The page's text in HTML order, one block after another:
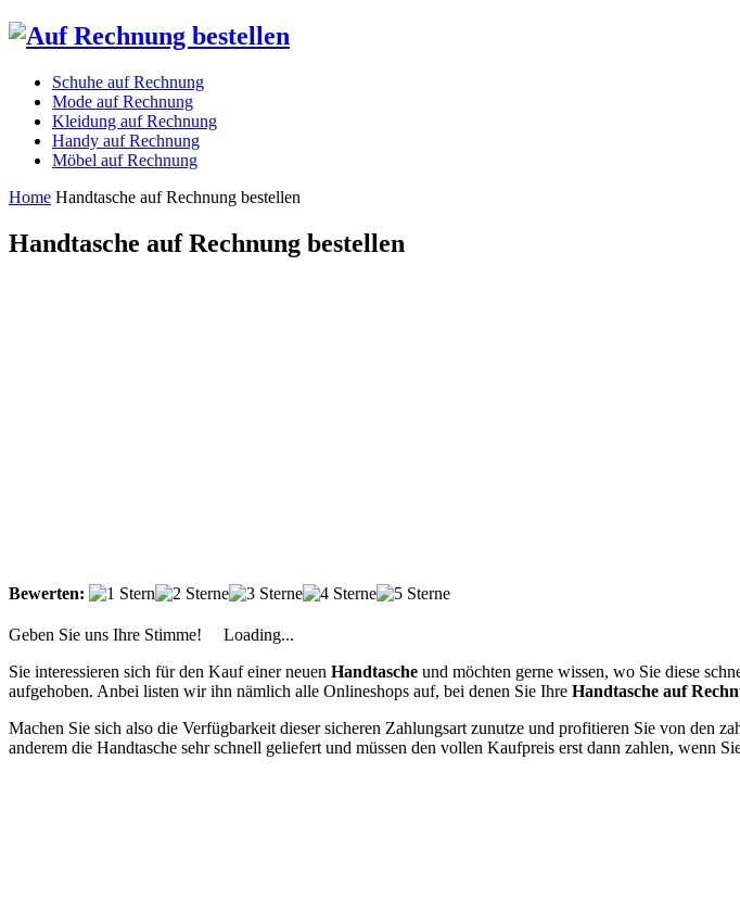
Schuhe auf Rechnung
Mode auf Rechnung
Kleidung auf Rechnung
Handy auf Rechnung
Möbel auf Rechnung
Home Handtasche auf Rechnung bestellen
Handtasche auf Rechnung bestellen
Bewerten:
Geben Sie uns Ihre Stimme!
Loading...
Sie interessieren sich für den Kauf einer neuen Handtasche und möchten gerne wissen, wo Sie diese
aufgehoben. Anbei listen wir ihn nämlich alle Onlineshops auf, bei denen Sie Ihre Handtasche auf
Machen Sie sich also die Verfügbarkeit dieser sicheren Zahlungsart zunutze und profitieren Sie von den
anderem die Handtasche sehr schnell geliefert und müssen den vollen Kaufpreis erst dann zahlen, wenn